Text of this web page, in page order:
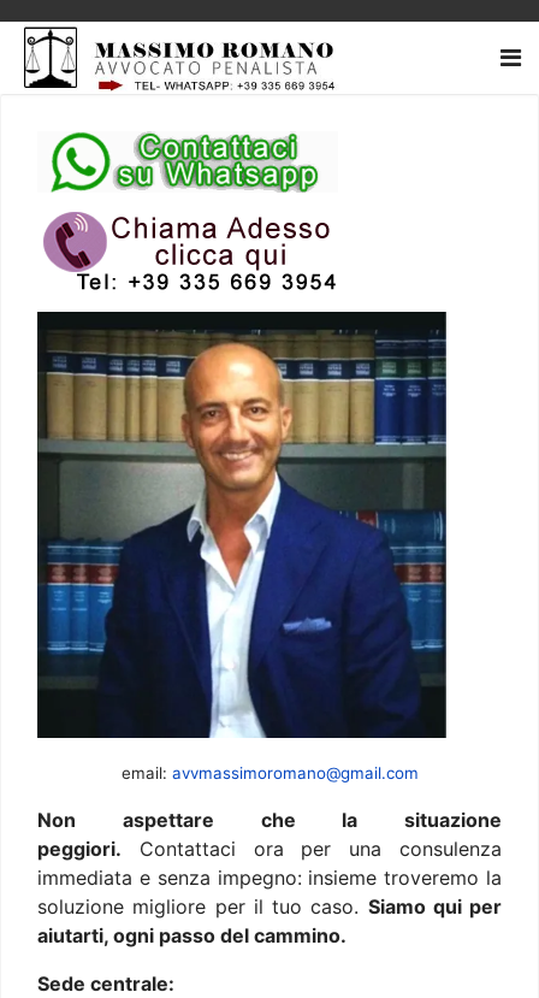
email: avvmassimoromano@gmail.com
Non aspettare che la situazione
peggiori. Contattaci ora per una consulenza
immediata e senza impegno: insieme troveremo la
soluzione migliore per il tuo caso. Siamo qui per
aiutarti, ogni passo del cammino.
Sede centrale: